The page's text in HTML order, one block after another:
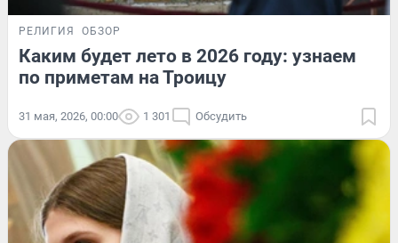
РЕЛИГИЯ ОБЗОР
Каким будет лето в 2026 году: узнаем
по приметам на Троицу
31 мая, 2026, 00:00 1 301 Обсудить